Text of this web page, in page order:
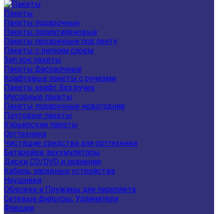
Пакеты
Пакеты подарочные
Пакеты полиэтиленовые
Пакеты прозрачные под ленту
Пакеты с липким слоем
Зип лок пакеты
Пакеты фасовочные
Крафтовые пакеты с ручками
Пакеты крафт без ручек
Мусорные пакеты
Пакеты подарочные новогодние
Почтовые пакеты
Курьерские пакеты
Оргтехника
Чистящие средства для оргтехники
Батарейки, аккумуляторы
Диски CD/DVD и хранение
Кабель, зарядные устройства
Наушники
Обложки и Пружины для переплета
Сетевые фильтры, Удлинители
Флешки